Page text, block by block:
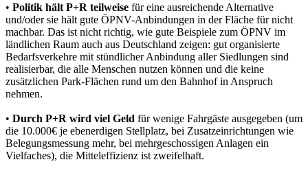
• Politik hält P+R teilweise für eine ausreichende Alternative
und/oder sie hält gute ÖPNV-Anbindungen in der Fläche für nicht
machbar. Das ist nicht richtig, wie gute Beispiele zum ÖPNV im
ländlichen Raum auch aus Deutschland zeigen: gut organisierte
Bedarfsverkehre mit stündlicher Anbindung aller Siedlungen sind
realisierbar, die alle Menschen nutzen können und die keine
zusätzlichen Park-Flächen rund um den Bahnhof in Anspruch
nehmen.
• Durch P+R wird viel Geld für wenige Fahrgäste ausgegeben (um
die 10.000€ je ebenerdigen Stellplatz, bei Zusatzeinrichtungen wie
Belegungsmessung mehr, bei mehrgeschossigen Anlagen ein
Vielfaches), die Mitteleffizienz ist zweifelhaft.